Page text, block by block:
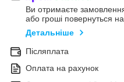
Ви отримаєте
або гроші повернуться
Детальніше
Післяплата
Оплата на рахунок